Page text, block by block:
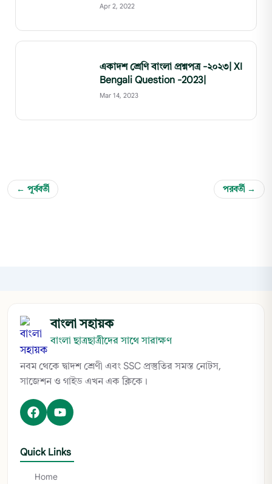
Apr 2, 2022
একাদশ শ্রেণি বাংলা প্রশ্নপত্র -২০২৩| XI
Bengali Question -2023|
Mar 14, 2023
← পূর্ববর্তী পরবর্তী →
বাংলা সহায়ক
বাংলা ছাত্রছাত্রীদের সাথে সারাক্ষণ
নবম থেকে দ্বাদশ শ্রেণী এবং SSC প্রস্তুতির সমস্ত নোটস,
সাজেশন ও গাইড এখন এক ক্লিকে।
Quick Links
Home